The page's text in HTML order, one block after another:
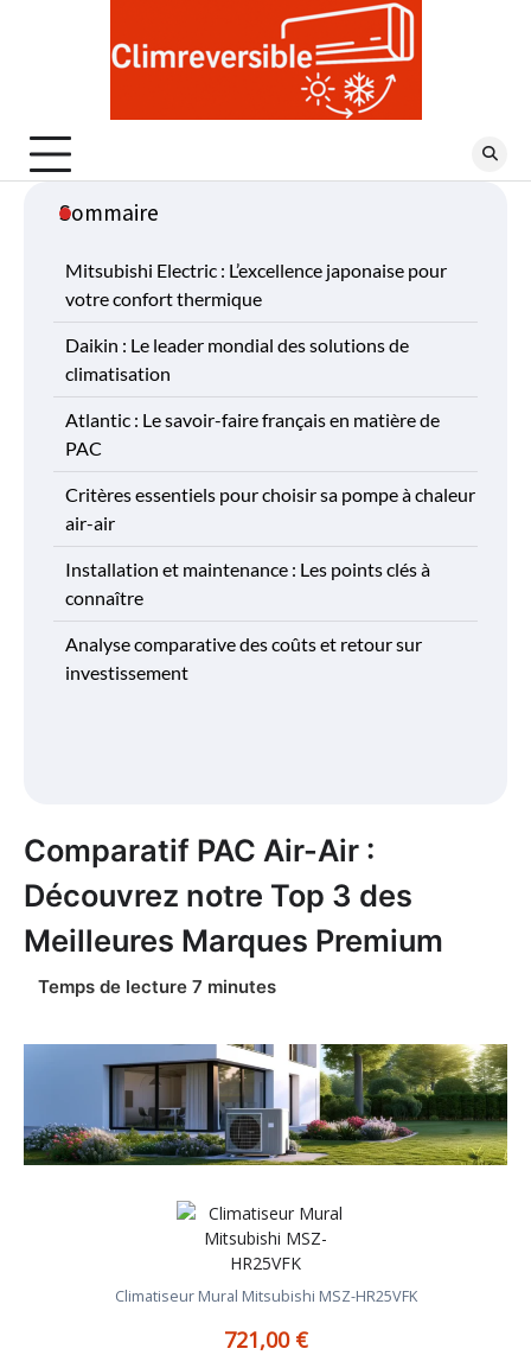
Comparatif PAC Air-Air :
Découvrez notre Top 3 des
Meilleures Marques Premium
Climatiseur Mural Mitsubishi MSZ-HR25VFK
721,00 €
Sommaire
Mitsubishi Electric : L’excellence japonaise pour
votre confort thermique
Daikin : Le leader mondial des solutions de
climatisation
Atlantic : Le savoir-faire français en matière de
PAC
Critères essentiels pour choisir sa pompe à chaleur
air-air
Installation et maintenance : Les points clés à
connaître
Analyse comparative des coûts et retour sur
investissement